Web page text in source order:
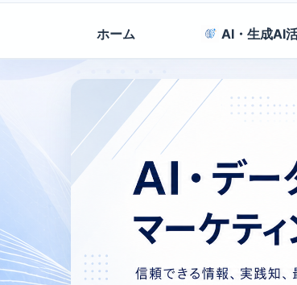
ホーム AI・生成AI